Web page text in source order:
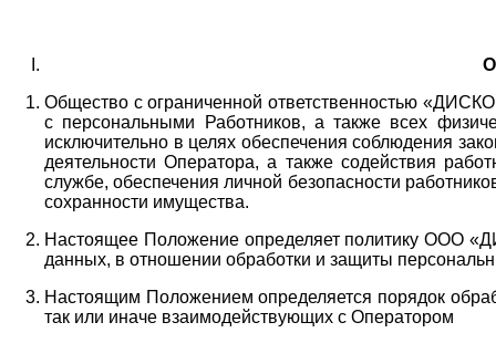
Общество с ограниченной ответственностью
с персональными Работников, а также всех
исключительно в целях обеспечения соблюдения
деятельности Оператора,а также содействия
службе, обеспечения личной безопасности
сохранности имущества.
Настоящее Положение определяет политику ООО
данных, в отношении обработки и защиты
Настоящим Положением определяется порядок
так или иначе взаимодействующих с Оператором